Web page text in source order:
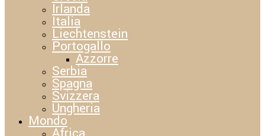
Irlanda
Italia
Liechtenstein
Portogallo
Azzorre
Serbia
Spagna
Svizzera
Ungheria
Mondo